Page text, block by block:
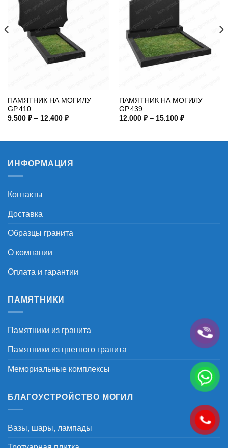
ПАМЯТНИК НА МОГИЛУ
GP.410
9.500 ₽ – 12.400 ₽Диапазон
ПАМЯТНИК НА МОГИЛУ
GP.439
12.000 ₽ – 15.100 ₽Диапазон
ИНФОРМАЦИЯ
Контакты
Доставка
Образцы гранита
О компании
Оплата и гарантии
ПАМЯТНИКИ
Памятники из гранита
Памятники из цветного гранита
Мемориальные комплексы
БЛАГОУСТРОЙСТВО МОГИЛ
Вазы, шары, лампады